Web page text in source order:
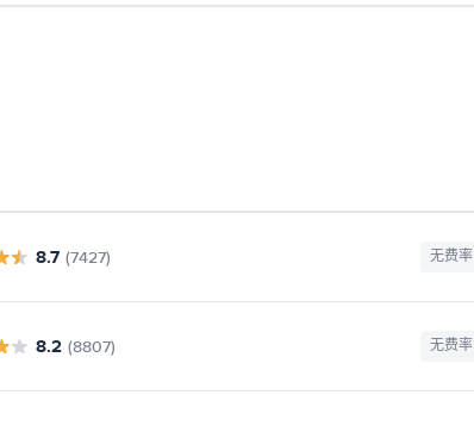
8.7 (7427) 无费率
8.2 (8807) 无费率